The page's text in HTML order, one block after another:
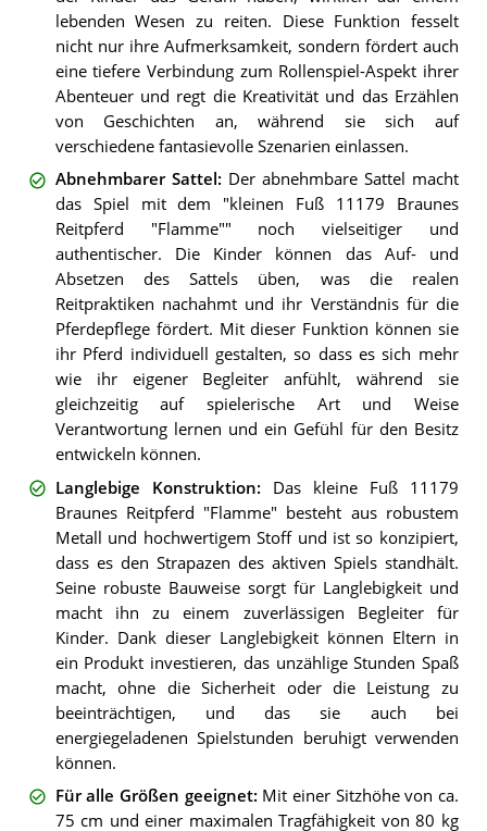
lebenden Wesen zu reiten. Diese Funktion fesselt
nicht nur ihre Aufmerksamkeit, sondern fördert auch
eine tiefere Verbindung zum Rollenspiel-Aspekt ihrer
Abenteuer und regt die Kreativität und das Erzählen
von Geschichten an, während sie sich auf
verschiedene fantasievolle Szenarien einlassen.
Abnehmbarer Sattel : Der abnehmbare Sattel macht
das Spiel mit dem "kleinen Fuß 11179 Braunes
Reitpferd "Flamme"" noch vielseitiger und
authentischer. Die Kinder können das Auf- und
Absetzen des Sattels üben, was die realen
Reitpraktiken nachahmt und ihr Verständnis für die
Pferdepflege fördert. Mit dieser Funktion können sie
ihr Pferd individuell gestalten, so dass es sich mehr
wie ihr eigener Begleiter anfühlt, während sie
gleichzeitig auf spielerische Art und Weise
Verantwortung lernen und ein Gefühl für den Besitz
entwickeln können.
Langlebige Konstruktion: Das kleine Fuß 11179
Braunes Reitpferd "Flamme" besteht aus robustem
Metall und hochwertigem Stoff und ist so konzipiert,
dass es den Strapazen des aktiven Spiels standhält.
Seine robuste Bauweise sorgt für Langlebigkeit und
macht ihn zu einem zuverlässigen Begleiter für
Kinder. Dank dieser Langlebigkeit können Eltern in
ein Produkt investieren, das unzählige Stunden Spaß
macht, ohne die Sicherheit oder die Leistung zu
beeinträchtigen, und das sie auch bei
energiegeladenen Spielstunden beruhigt verwenden
können.
Für alle Größen geeignet: Mit einer Sitzhöhe von ca.
75 cm und einer maximalen Tragfähigkeit von 80 kg